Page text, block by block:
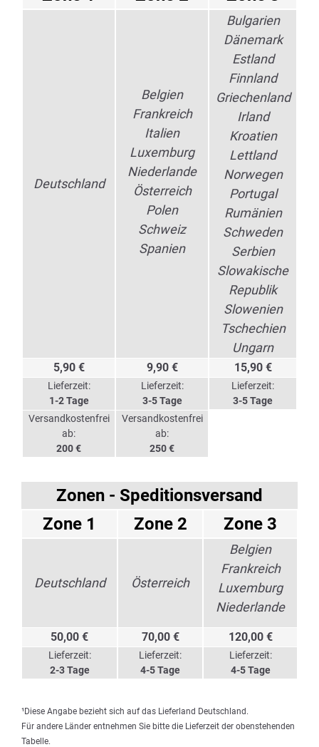
Deutschland
Belgien
Frankreich
Italien
Luxemburg
Niederlande
Österreich
Polen
Schweiz
Spanien
Bulgarien
Dänemark
Estland
Finnland
Griechenland
Irland
Kroatien
Lettland
Norwegen
Portugal
Rumänien
Schweden
Serbien
Slowakische
Republik
Slowenien
Tschechien
Ungarn
5,90 € 9,90 € 15,90 €
Lieferzeit:
1-2 Tage
Lieferzeit:
3-5 Tage
Lieferzeit:
3-5 Tage
Versandkostenfrei
ab:
200 €
Versandkostenfrei
ab:
250 €
Zonen - Speditionsversand
Zone 1
Zone 2 Zone 3
Deutschland Österreich
Belgien
Frankreich
Luxemburg
Niederlande
50,00 € 70,00 € 120,00 €
Lieferzeit:
2-3 Tage
Lieferzeit:
4-5 Tage
Lieferzeit:
4-5 Tage
¹Diese Angabe bezieht sich auf das Lieferland Deutschland.
Für andere Länder entnehmen Sie bitte die Lieferzeit der obenstehenden
Tabelle.